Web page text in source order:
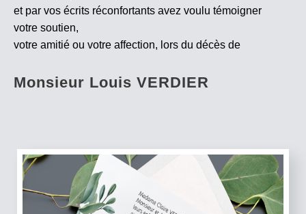
et par vos écrits réconfortants avez voulu témoigner
votre soutien,
votre amitié ou votre affection, lors du décès de
Monsieur Louis VERDIER